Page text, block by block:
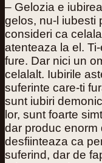
– Gelozia e
gelos, nu-l iubesti
consideri ca
atenteaza la el.
fure. Dar nici un
celalalt. Iubirile
suferinte care-ti
sunt iubiri
lor, sunt foarte
dar produc enorm
desfiinteaza ca
suferind, dar de